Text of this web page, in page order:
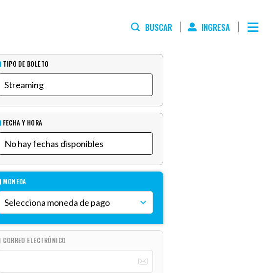
BUSCAR INGRESA
TIPO DE BOLETO
FECHA Y HORA
MONEDA
CORREO ELECTRÓNICO